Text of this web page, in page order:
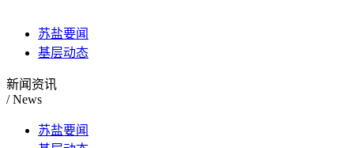
苏盐要闻
基层动态
新闻资讯
/ News
苏盐要闻